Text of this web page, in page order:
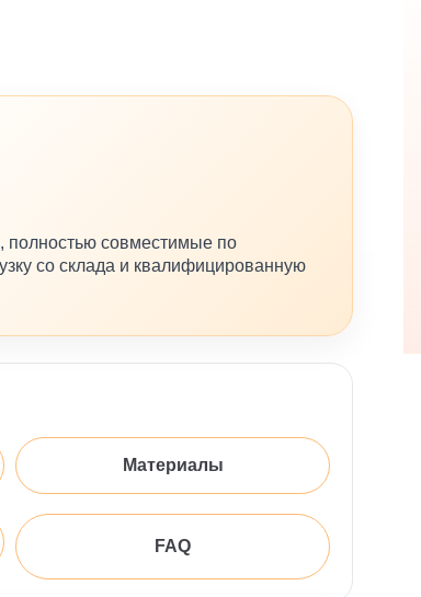
полностью совместимые по
со склада и квалифицированную
Материалы
FAQ